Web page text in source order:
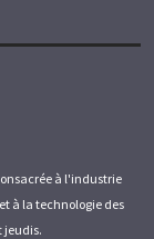
à l'industrie
à la technologie des
jeudis.